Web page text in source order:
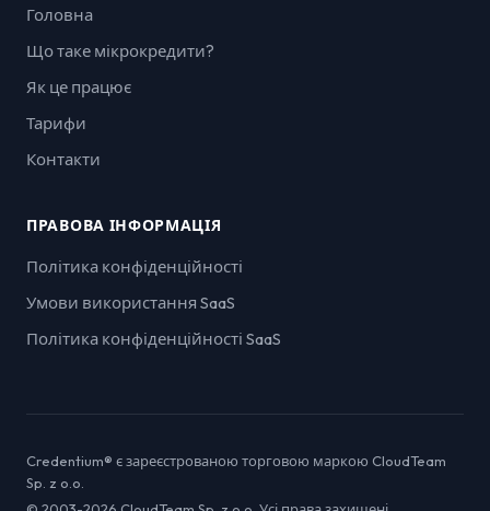
Головна
Що таке мікрокредити?
Як це працює
Тарифи
Контакти
ПРАВОВА ІНФОРМАЦІЯ
Політика конфіденційності
Умови використання SaaS
Політика конфіденційності SaaS
Credentium® є зареєстрованою торговою маркою CloudTeam
Sp. z o.o.